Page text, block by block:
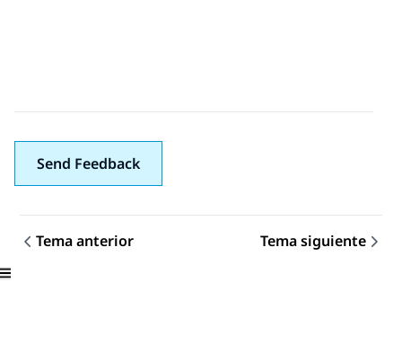
Send Feedback
Navegación de tema
Tema anterior Tema siguiente